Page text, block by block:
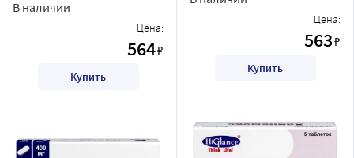
В наличии
Цена:
564₽
Купить
Цена:
563₽
Купить